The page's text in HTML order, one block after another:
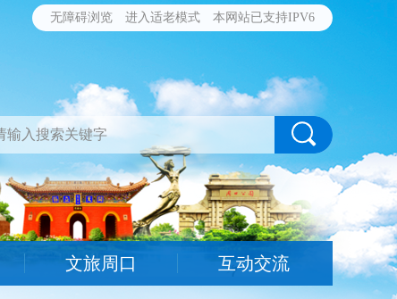
无障碍浏览 进入适老模式 本网站已支持IPV6
文旅周口 互动交流